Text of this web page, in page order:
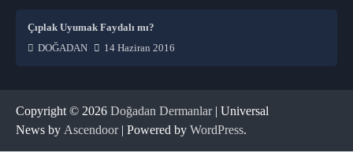
Çıplak Uyumak Faydalı mı?
DOĞADAN 14 Haziran 2016
Copyright © 2026 Doğadan Dermanlar| Universal
News by Ascendoor| Powered by WordPress.